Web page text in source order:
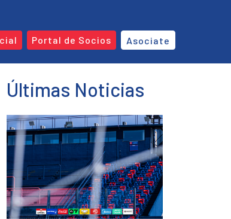
Portal de Socios Asociate
Últimas Noticias